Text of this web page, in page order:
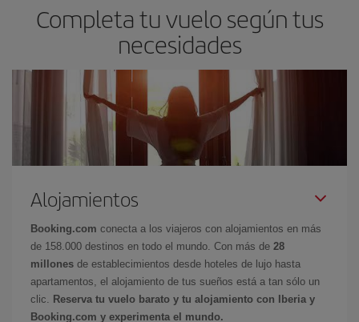
Completa tu vuelo según tus
necesidades
Alojamientos
Booking.com conecta a los viajeros con alojamientos en más
de 158.000 destinos en todo el mundo. Con más de 28
millones de establecimientos desde hoteles de lujo hasta
apartamentos, el alojamiento de tus sueños está a tan sólo un
clic.
Reserva tu vuelo barato y tu alojamiento con Iberia y
Booking.com y experimenta el mundo.